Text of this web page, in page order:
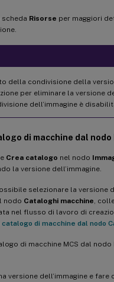
Risorse per maggiori
della condivisione della
per eliminare la versione
dell’immagine è
di macchine dal nodo
Crea catalogo nel nodo
la versione dell’immagine.
selezionare la versione
nodo Cataloghi macchine ,
nel flusso di lavoro di
catalogo di macchine dal nodo
di macchine MCS dal nodo
versione dell’immagine e fare